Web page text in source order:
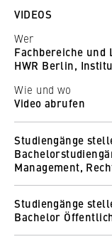
Emad Sayad
Wie und wo
Zur Online-Messe
VIDEOS
Wer
Fachbereiche und
HWR Berlin,
Wie und wo
Video abrufen
Studiengänge
Management,
Wer
Prof. Dr. Robert
Studiengänge
Bachelor